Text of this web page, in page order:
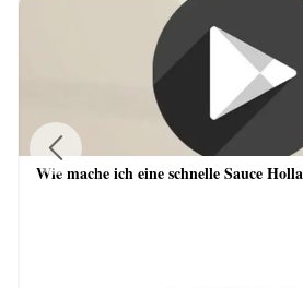
Wie mache ich eine schnelle Sauce
Previous